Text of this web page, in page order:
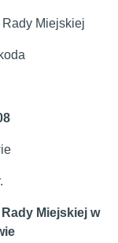
Miejskiej w